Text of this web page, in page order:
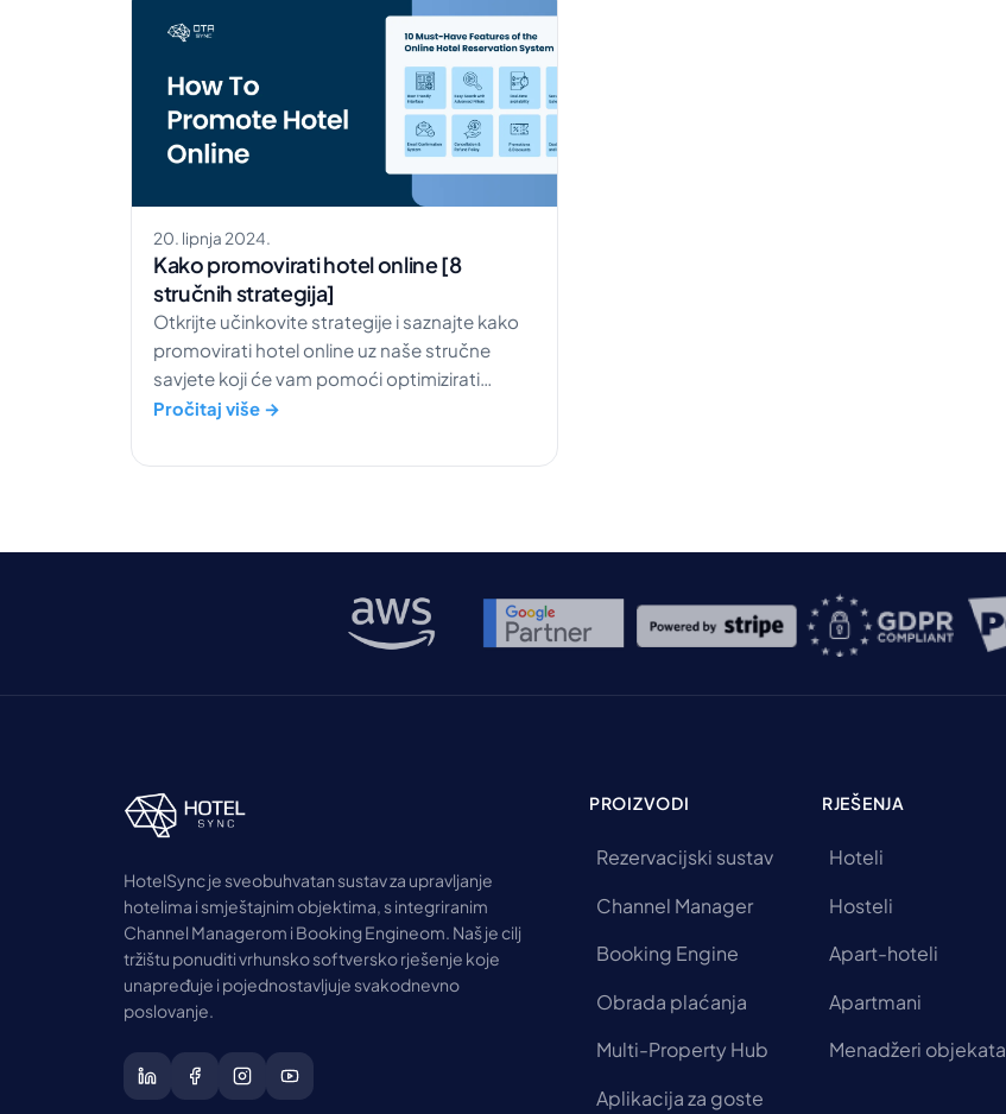
20. lipnja 2024.
Kako promovirati hotel online [8
stručnih strategija]
Otkrijte učinkovite strategije i saznajte kako
promovirati hotel online uz naše stručne
savjete koji će vam pomoći optimizirati
izravne rezervacije i povećati prihod.
Pročitaj više →
HotelSync je sveobuhvatan sustav za upravljanje
hotelima i smještajnim objektima, s integriranim
Channel Managerom i Booking Engineom. Naš je cilj
tržištu ponuditi vrhunsko softversko rješenje koje
unapređuje i pojednostavljuje svakodnevno
poslovanje.
PROIZVODI
Rezervacijski sustav
Channel Manager
Booking Engine
Obrada plaćanja
Multi-Property Hub
Aplikacija za goste
RJEŠENJA
Hoteli
Hosteli
Apart-hoteli
Apartmani
Menadžeri objekata